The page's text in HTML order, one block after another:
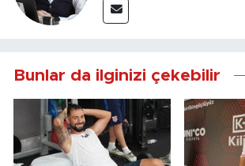
Bunlar da ilginizi çekebilir